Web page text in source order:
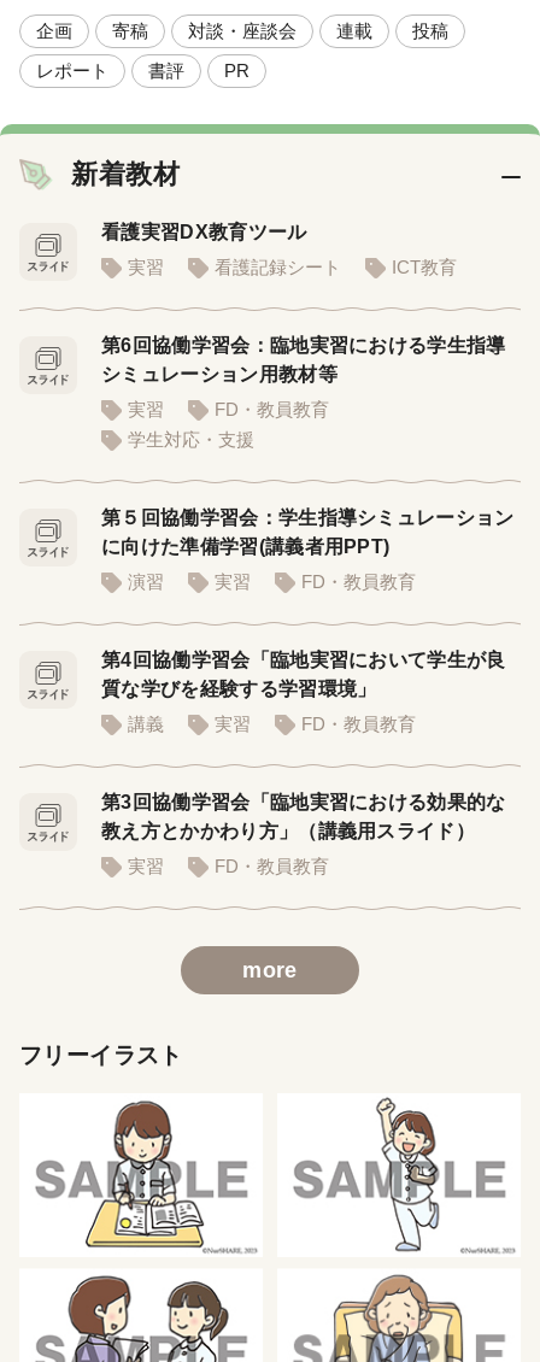
企画 寄稿 対談・座談会 連載
投稿
レポート
書評 PR
新着教材
看護実習DX教育ツール
実習
看護記録シート ICT教育
第6回協働学習会：臨地実習における学生指導
シミュレーション用教材等
実習
FD・教員教育
学生対応・支援
第５回協働学習会：学生指導シミュレーション
に向けた準備学習(講義者用PPT)
演習
実習 FD・教員教育
第4回協働学習会「臨地実習において学生が良
質な学びを経験する学習環境」
講義
実習 FD・教員教育
第3回協働学習会「臨地実習における効果的な
教え方とかかわり方」（講義用スライド）
実習
FD・教員教育
more
フリーイラスト